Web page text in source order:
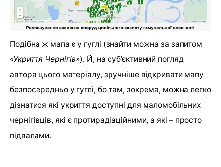
Подібна ж мапа є у гуглі (знайти можна за запитом
«Укриття Чернігів»). Й, на суб’єктивний погляд
автора цього матеріалу, зручніше відкривати мапу
безпосередньо у гуглі, бо там, зокрема, можна легко
дізнатися які укриття доступні для маломобільних
чернігівців, які є протирадіаційними, а які – просто
підвалами.